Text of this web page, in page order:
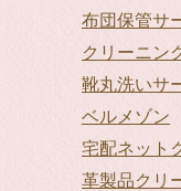
布団保管サ
クリーニン
靴丸洗いサ
ベルメゾン
宅配ネット
革製品クリ